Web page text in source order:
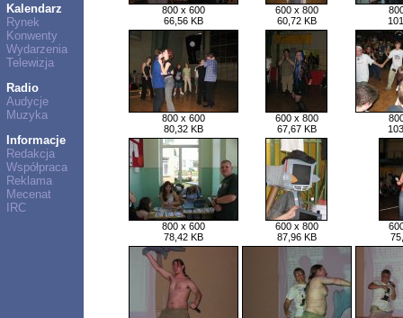
Kalendarz
Rynek
Konwenty
Wydarzenia
Telewizja
Radio
Audycje
Muzyka
Informacje
Redakcja
Współpraca
Reklama
Mecenat
IRC
800 x 600
66,56 KB
600 x 800
60,72 KB
800 x 600
80,32 KB
600 x 800
67,67 KB
800 x 600
78,42 KB
600 x 800
87,96 KB